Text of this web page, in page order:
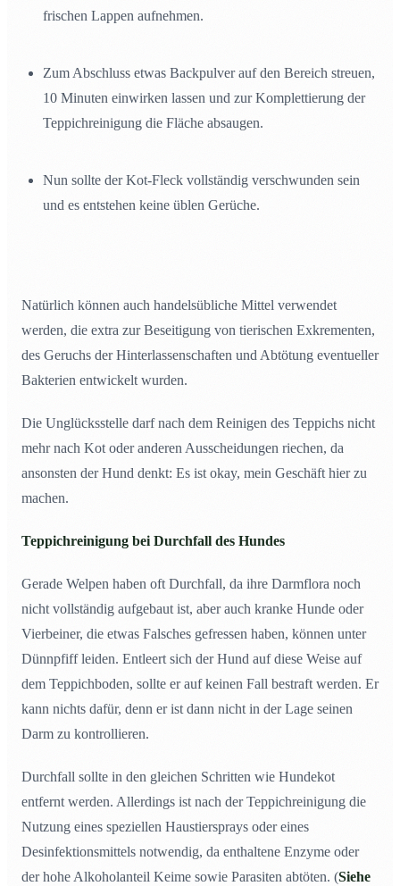
frischen Lappen aufnehmen.
Zum Abschluss etwas Backpulver auf den Bereich streuen,
10 Minuten einwirken lassen und zur Komplettierung der
Teppichreinigung die Fläche absaugen.
Nun sollte der Kot-Fleck vollständig verschwunden sein
und es entstehen keine üblen Gerüche.
Natürlich können auch handelsübliche Mittel verwendet
werden, die extra zur Beseitigung von tierischen Exkrementen,
des Geruchs der Hinterlassenschaften und Abtötung eventueller
Bakterien entwickelt wurden.
Die Unglücksstelle darf nach dem Reinigen des Teppichs nicht
mehr nach Kot oder anderen Ausscheidungen riechen, da
ansonsten der Hund denkt: Es ist okay, mein Geschäft hier zu
machen.
Teppichreinigung bei Durchfall des Hundes
Gerade Welpen haben oft Durchfall, da ihre Darmflora noch
nicht vollständig aufgebaut ist, aber auch kranke Hunde oder
Vierbeiner, die etwas Falsches gefressen haben, können unter
Dünnpfiff leiden. Entleert sich der Hund auf diese Weise auf
dem Teppichboden, sollte er auf keinen Fall bestraft werden. Er
kann nichts dafür, denn er ist dann nicht in der Lage seinen
Darm zu kontrollieren.
Durchfall sollte in den gleichen Schritten wie Hundekot
entfernt werden. Allerdings ist nach der Teppichreinigung die
Nutzung eines speziellen Haustiersprays oder eines
Desinfektionsmittels notwendig, da enthaltene Enzyme oder
der hohe Alkoholanteil Keime sowie Parasiten abtöten. (Siehe